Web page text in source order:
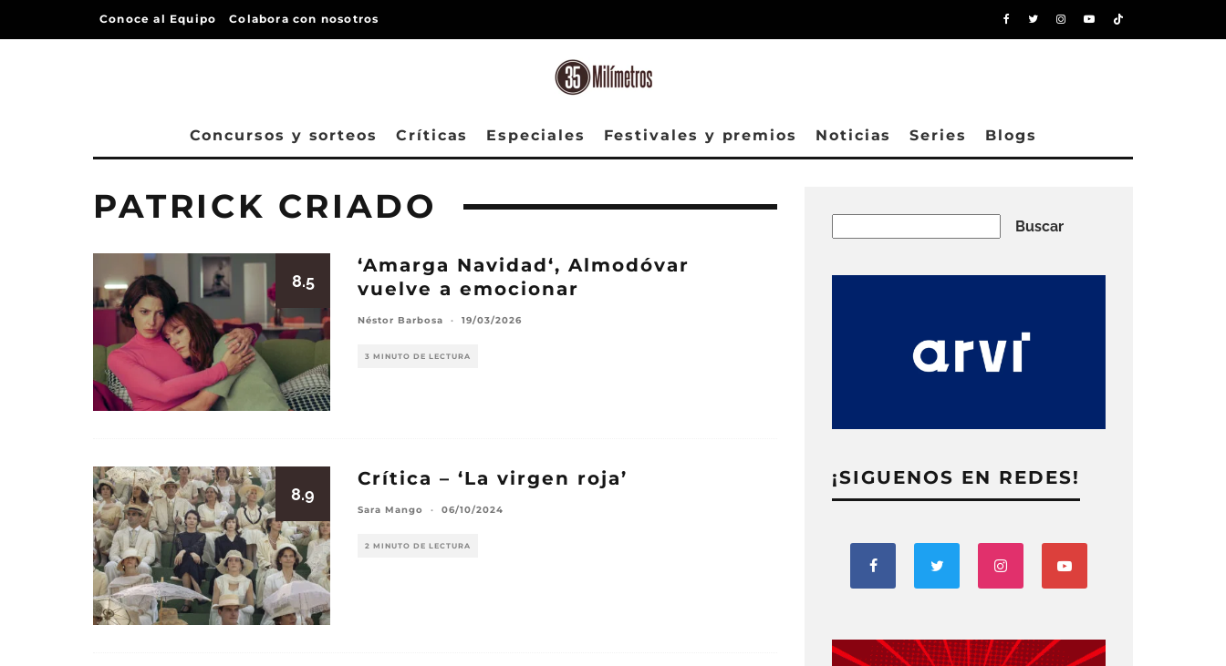
Conoce al Equipo Colabora con nosotros
Concursos y sorteos Críticas Especiales Festivales y premios Noticias Series Blogs
PATRICK CRIADO
8.5
‘Amarga Navidad‘, Almodóvar
vuelve a emocionar
Néstor Barbosa · 19/03/2026
3 MINUTO DE LECTURA
8.9
Crítica – ‘La virgen roja’
Sara Mango · 06/10/2024
2 MINUTO DE LECTURA
Buscar
¡SIGUENOS EN REDES!